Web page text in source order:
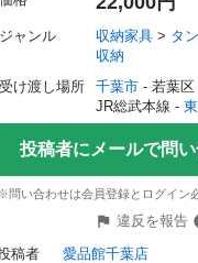
ジャンル 収納家具 > タ
収納
受け渡し場所
千葉市 - 若葉区
JR総武本線 -
投稿者にメールで問
問い合わせは会員登録とログイン
違反を報告
稿者
愛品館千葉店